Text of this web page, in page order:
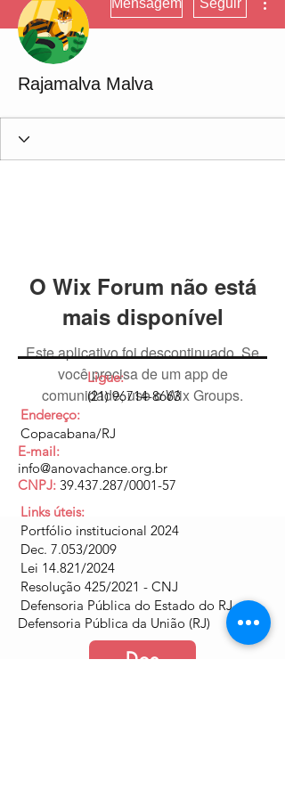
Mensagem Seguir
Rajamalva Malva
O Wix Forum não está
mais disponível
Este aplicativo foi descontinuado. Se
você precisa de um app de
comunidade, use o Wix Groups.
Ligue:
(21) 96714-8663
Endereço:
Copacabana/RJ
E-mail:
info@anovachance.org.br
CNPJ: 39.437.287/0001-57
Links úteis:
Portfólio institucional 2024
Dec. 7.053/2009
Lei 14.821/2024
Resolução 425/2021 - CNJ
Defensoria Pública do Estado do RJ
Defensoria Pública da União (RJ)
Doe